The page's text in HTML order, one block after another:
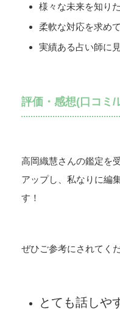
様々な未来を知り
柔軟な対応を求め
実績ある占い師に
評価・感想(口コミ/
高岡織慧さんの鑑定を
アップし、私なりに編
す！
ぜひご参考にされてく
とても話しや